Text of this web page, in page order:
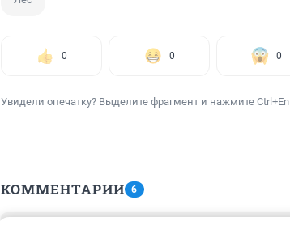
0 0 0
Увидели опечатку? Выделите фрагмент и нажмите
КОММЕНТАРИИ 6